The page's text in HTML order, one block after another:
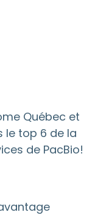
Québec et
le top 6 de la
de PacBio!